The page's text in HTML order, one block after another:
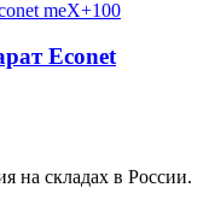
Econet
на складах в России.